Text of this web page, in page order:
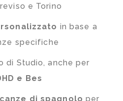
e Torino
in base a
specifiche
di Studio, anche per
e Bes
di spagnolo per